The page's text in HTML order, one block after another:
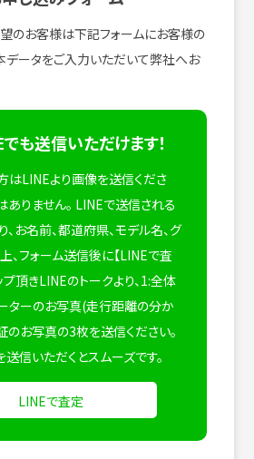
のお客様は下記フォームにお客様の
ータをご入力いただいて弊社へお
も送信いただけます！
はLINEより画像を送信くださ
ありません。 LINEで送信される
、お名前、都道府県、モデル名、グ
、フォーム送信後に【LINEで査
プ頂きLINEのトークより、1:全体
ターのお写真(走行距離の分か
お写真の3枚を送信ください。
信いただくとスムーズです。
LINEで査定